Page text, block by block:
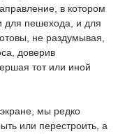
в котором
для пешехода, и для
не раздумывая,
доверив
тот или иной
мы редко
или перестроить, а